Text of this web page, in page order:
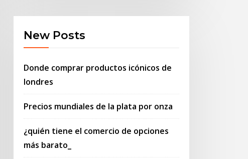
New Posts
Donde comprar productos icónicos de
londres
Precios mundiales de la plata por onza
¿quién tiene el comercio de opciones
más barato_